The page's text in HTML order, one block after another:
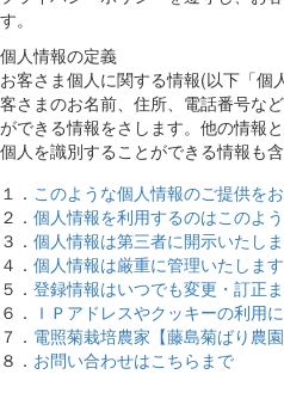
す。
個人情報の定義
お客さま個人に関する情報(以下「個
客さまのお名前、住所、電話番号な
ができる情報をさします。他の情報
個人を識別することができる情報も含
１． このような個人情報のご提供を
２． 個人情報を利用するのはこのよ
３． 個人情報は第三者に開示いたし
４． 個人情報は厳重に管理いたします
５． 登録情報はいつでも変更・訂正
６． ＩＰアドレスやクッキーの利用
７． 電照菊栽培農家【藤島菊ばり農
８． お問い合わせはこちらまで